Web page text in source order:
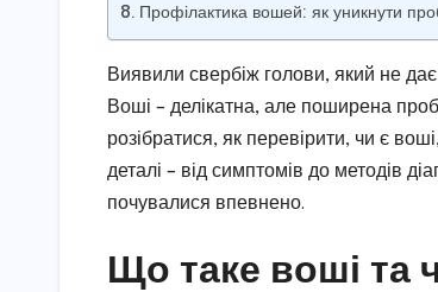
Профілактика вошей: як уникнути
Виявили свербіж голови, який не
Воші – делікатна, але поширена
розібратися, як перевірити, чи є
деталі – від симптомів до методів
почувалися впевнено.
Що таке воші та